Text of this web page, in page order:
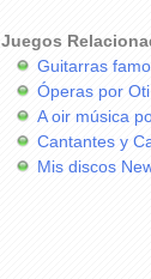
Juegos
Guitarras
Óperas por Oti
A oir música
Cantantes y
Mis discos